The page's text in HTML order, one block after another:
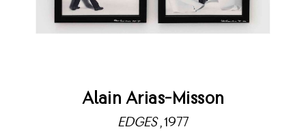
Alain Arias-Misson
EDGES, 1977